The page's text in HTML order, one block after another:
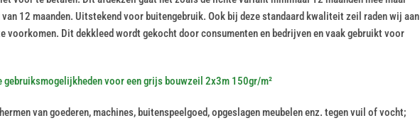
12 maanden. Uitstekend voor buitengebruik. Ook bij deze standaard kwaliteit zeil raden wij aan
voorkomen. Dit dekkleed wordt gekocht door consumenten en bedrijven en vaak gebruikt voor
gebruiksmogelijkheden voor een grijs bouwzeil 2x3m 150gr/m²
van goederen, machines, buitenspeelgoed, opgeslagen meubelen enz. tegen vuil of vocht;